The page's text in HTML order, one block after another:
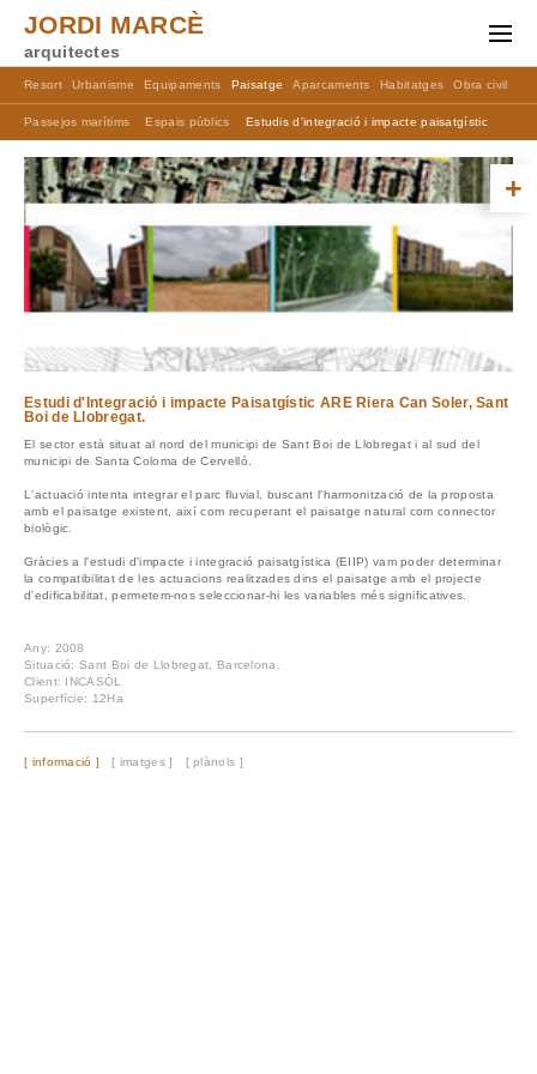
arquitectes
Passejos marítims Espais públics Estudis d'integració i impacte paisatgístic
Resort Urbanisme Equipaments Paisatge Aparcaments Habitatges Obra civil
JORDI MARCÈ
+
Estudi d'Integració i impacte Paisatgístic ARE Riera Can Soler, Sant
Boi de Llobregat.
El sector està situat al nord del municipi de Sant Boi de Llobregat i al sud del
municipi de Santa Coloma de Cervelló.
L'actuació intenta integrar el parc fluvial, buscant l'harmonització de la proposta
amb el paisatge existent, així com recuperant el paisatge natural com connector
biològic.
Gràcies a l'estudi d'impacte i integració paisatgística (EIIP) vam poder determinar
la compatibilitat de les actuacions realitzades dins el paisatge amb el projecte
d'edificabilitat, permetem-nos seleccionar-hi les variables més significatives.
Any: 2008
Situació: Sant Boi de Llobregat, Barcelona.
Client: INCASÒL
Superfície: 12Ha
[ informació ] [ imatges ] [ plànols ]